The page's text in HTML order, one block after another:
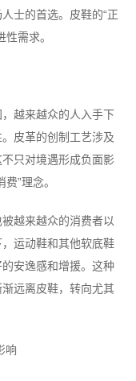
士的首选。皮鞋的“正
需求。
越来越众的人入手下
皮革的创制工艺涉及
只对境遇形成负面影
”理念。
越来越众的消费者以
运动鞋和其他软底鞋
安逸感和增援。这种
远离皮鞋，转向尤其
响